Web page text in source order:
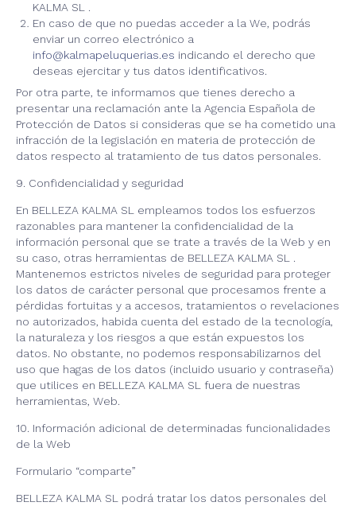
KALMA SL .
En caso de que no puedas acceder a la We, podrás
enviar un correo electrónico a
info@kalmapeluquerias.es indicando el derecho que
deseas ejercitar y tus datos identificativos.
Por otra parte, te informamos que tienes derecho a
presentar una reclamación ante la Agencia Española de
Protección de Datos si consideras que se ha cometido una
infracción de la legislación en materia de protección de
datos respecto al tratamiento de tus datos personales.
9. Confidencialidad y seguridad
En BELLEZA KALMA SL empleamos todos los esfuerzos
razonables para mantener la confidencialidad de la
información personal que se trate a través de la Web y en
su caso, otras herramientas de BELLEZA KALMA SL .
Mantenemos estrictos niveles de seguridad para proteger
los datos de carácter personal que procesamos frente a
pérdidas fortuitas y a accesos, tratamientos o revelaciones
no autorizados, habida cuenta del estado de la tecnología,
la naturaleza y los riesgos a que están expuestos los
datos. No obstante, no podemos responsabilizarnos del
uso que hagas de los datos (incluido usuario y contraseña)
que utilices en BELLEZA KALMA SL fuera de nuestras
herramientas, Web.
10. Información adicional de determinadas funcionalidades
de la Web
Formulario “comparte”
BELLEZA KALMA SL podrá tratar los datos personales del